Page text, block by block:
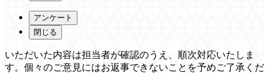
アンケート
閉じる
いただいた内容は担当者が確認のうえ、順次対応いたしま
す。個々のご意見にはお返事できないことを予めご了承くだ